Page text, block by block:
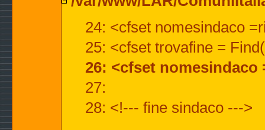
24: <cfset nomesindaco
25: <cfset trovafine =
26: <cfset
27:
28: <!--- fine sindaco --->